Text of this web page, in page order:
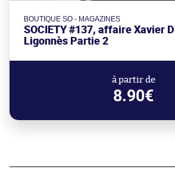
BOUTIQUE SO - MAGAZINES
SOCIETY #137, affaire Xavier
Ligonnès Partie 2
à partir de
8.90€